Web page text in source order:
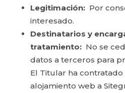
Legitimación:Por
interesado.
Destinatarios y
tratamiento:No se
datos a terceros para
El Titular ha contratado
alojamiento web a